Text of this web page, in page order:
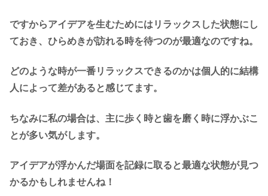
ですからアイデアを生むためにはリラックスした状態にし
ておき、ひらめきが訪れる時を待つのが最適なのですね。
どのような時が一番リラックスできるのかは個人的に結構
人によって差があると感じてます。
ちなみに私の場合は、主に歩く時と歯を磨く時に浮かぶこ
とが多い気がします。
アイデアが浮かんだ場面を記録に取ると最適な状態が見つ
かるかもしれませんね！